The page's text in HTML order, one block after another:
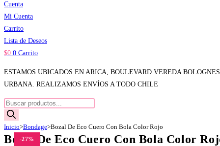
Cuenta
Mi Cuenta
Carrito
Lista de Deseos
$0 0 Carrito
ESTAMOS UBICADOS EN ARICA, BOULEVARD VEREDA
URBANA. REALIZAMOS ENVÍOS A TODO CHILE
Búsqueda
de
productos
Inicio>Bondage>Bozal De Eco Cuero Con Bola Color Rojo
Bozal De Eco Cuero Con Bola Color
-27%